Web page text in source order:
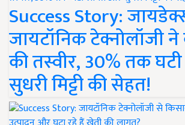
Success Story:
जायटॉनिक टेक्नोलॉजी
की तस्वीर, 30% तक
सुधरी मिट्टी की सेहत!